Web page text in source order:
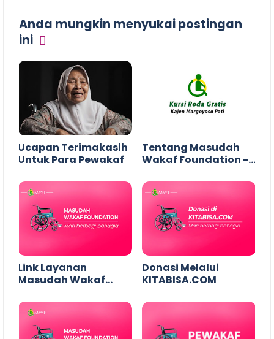
Anda mungkin menyukai postingan
ini
Ucapan Terimakasih
Untuk Para Pewakaf
Tentang Masudah
Wakaf Foundation -
Link Layanan
Masudah Wakaf
Donasi Melalui
KITABISA.COM